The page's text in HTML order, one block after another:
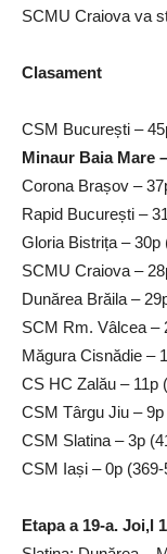
SCMU Craiova va
Clasament
CSM București –
Minaur Baia Mare
Corona Brașov –
Rapid București –
Gloria Bistrița – 30p
SCMU Craiova –
Dunărea Brăila –
SCM Rm. Vâlcea –
Măgura Cisnădie –
CS HC Zalău – 11p
CSM Târgu Jiu –
CSM Slatina – 3p
CSM Iași – 0p
Etapa a 19-a. Joi,l